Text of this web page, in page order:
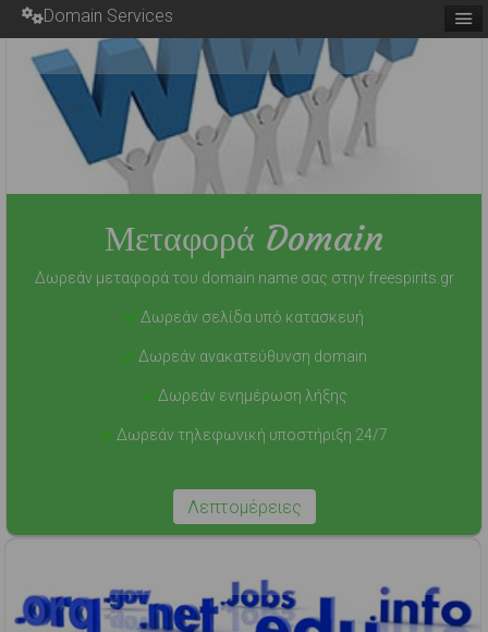
Domain Services
Μεταφορά Domain
Δωρεάν μεταφορά του domain name σας στην freespirits.gr
Δωρεάν σελίδα υπό κατασκευή
Δωρεάν ανακατεύθυνση domain
Δωρεάν ενημέρωση λήξης
Δωρεάν τηλεφωνική υποστήριξη 24/7
Λεπτομέρειες